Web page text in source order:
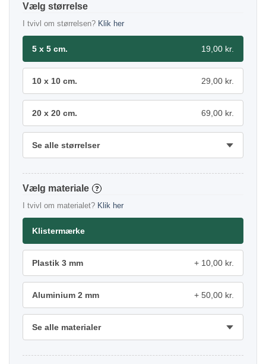
størrelse
I tvivl om størrelsen? Klik her
5 x 5 cm. 19,00 kr.
10 x 10 cm. 29,00 kr.
20 x 20 cm. 69,00 kr.
Se alle størrelser
materiale ?
I tvivl om materialet? Klik her
Klistermærke
Plastik 3 mm 10,00 kr.
Aluminium 2 mm 50,00 kr.
Se alle materialer